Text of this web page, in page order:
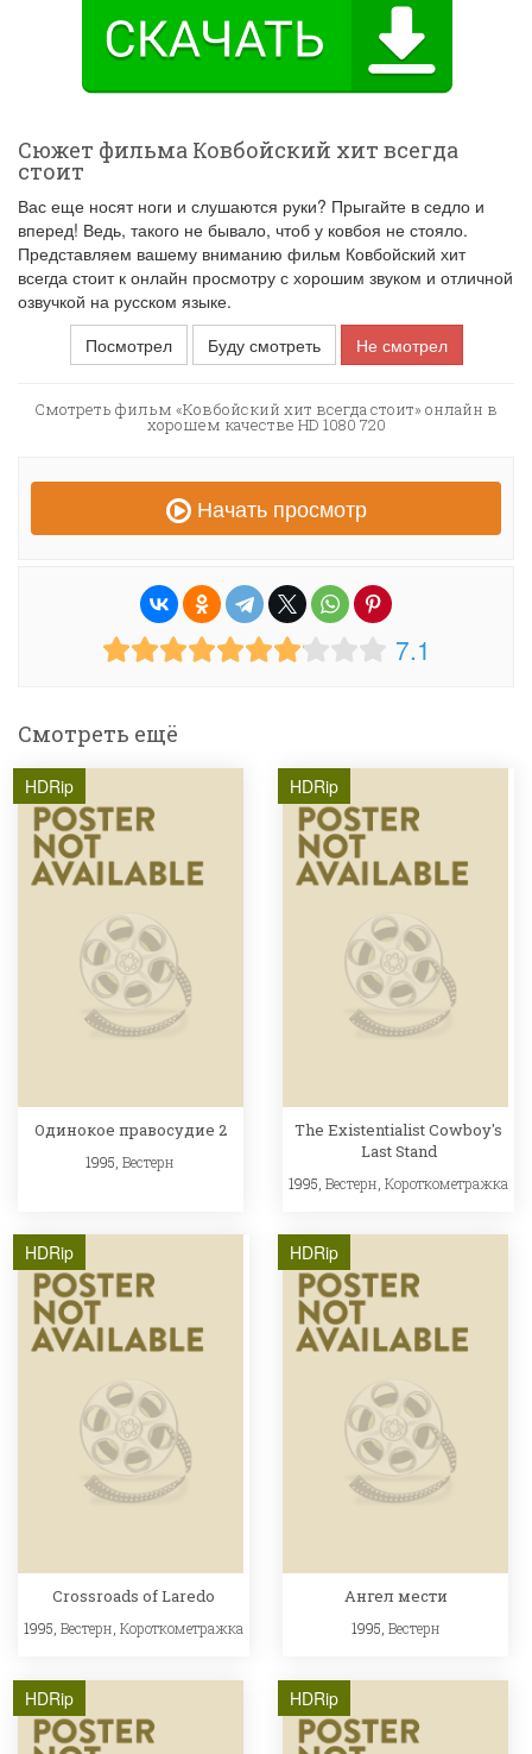
Сюжет фильма Ковбойский хит всегда
стоит
Вас еще носят ноги и слушаются руки? Прыгайте в седло и
вперед! Ведь, такого не бывало, чтоб у ковбоя не стояло.
Представляем вашему вниманию фильм Ковбойский хит
всегда стоит к онлайн просмотру с хорошим звуком и отличной
озвучкой на русском языке.
Посмотрел
Буду смотреть Не смотрел
Смотреть фильм «Ковбойский хит всегда стоит» онлайн в
хорошем качестве HD 1080 720
Начать просмотр
7.1
Смотреть ещё
HDRip
Одинокое правосудие 2
1995,Вестерн
HDRip
The Existentialist Cowboy's
Last Stand
1995,Вестерн ,Короткометражка
HDRip
Crossroads of Laredo
1995, Вестерн, Короткометражка
HDRip
Ангел мести
1995, Вестерн
HDRip HDRip